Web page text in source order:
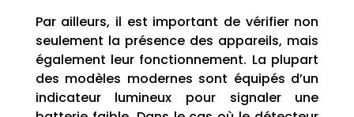
Par ailleurs, il est important de vérifier non
seulement la présence des appareils, mais
également leur fonctionnement. La plupart
des modèles modernes sont équipés d’un
indicateur lumineux pour signaler une